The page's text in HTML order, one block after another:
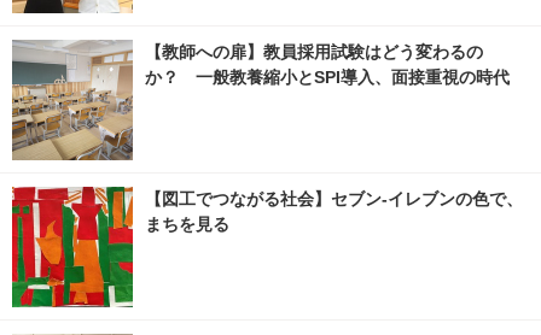
【教師への扉】教員採用試験はどう変わるの
か？ 一般教養縮小とSPI導入、面接重視の時代
【図工でつながる社会】セブン‐イレブンの色で、
まちを見る